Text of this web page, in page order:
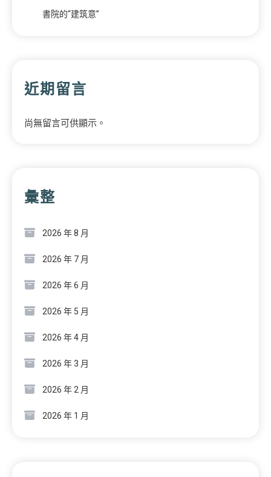
書院的“建筑意”
近期留言
尚無留言可供顯示。
彙整
2026 年 8 月
2026 年 7 月
2026 年 6 月
2026 年 5 月
2026 年 4 月
2026 年 3 月
2026 年 2 月
2026 年 1 月